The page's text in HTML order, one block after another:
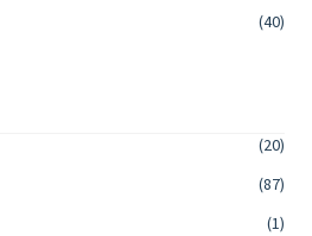
(40)
(20)
(87)
(1)